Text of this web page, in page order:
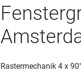
Rastermechanik 4 x 90°